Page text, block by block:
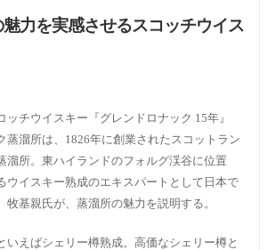
力を実感させるスコッチウイス
ッチウイスキー『グレンドロナック 15年』
蒸溜所は、1826年に創業されたスコットラン
溜所。東ハイランドのフォルグ渓谷に位置
ウイスキー熟成のエキスパートとして日本で
牧基親氏が、蒸溜所の魅力を説明する。
いえばシェリー樽熟成。高価なシェリー樽と